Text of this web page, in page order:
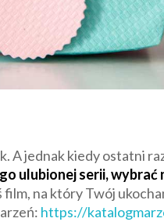
A jednak kiedy ostatni
ulubionej serii, wybrać
film, na który Twój
https://